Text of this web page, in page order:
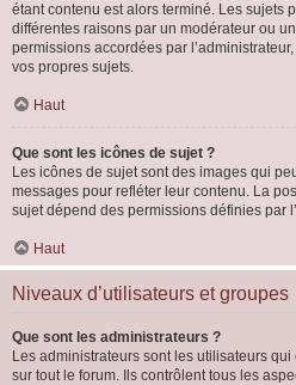
étant contenu est alors terminé. Les sujets
différentes raisons par un modérateur ou
permissions accordées par
vos propres sujets.
Haut
Que sont les icônes de sujet ?
Les icônes de sujet sont des images qui
messages pour refléter leur contenu. La
sujet dépend des permissions définies par
Haut
Niveaux d’utilisateurs et groupes
Que sont les administrateurs ?
Les administrateurs sont les utilisateurs
sur tout le forum. Ils contrôlent tous les